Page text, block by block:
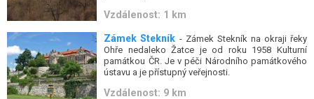
Vzdálenost: 1 km
Zámek Stekník - Zámek Stekník na okraji řeky
Ohře nedaleko Žatce je od roku 1958 Kulturní
památkou ČR. Je v péči Národního památkového
ústavu a je přístupný veřejnosti.
Vzdálenost: 9 km